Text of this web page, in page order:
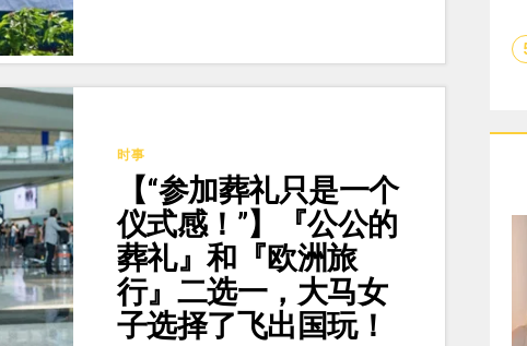
时事
【“参加葬礼只是一个
仪式感！”】『公公的
葬礼』和『欧洲旅
行』二选一，大马女
子选择了飞出国玩！